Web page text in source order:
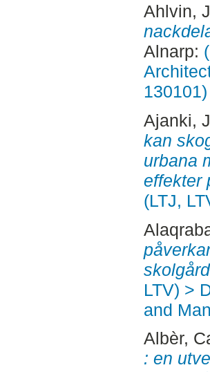
Ahlvin,
Alnarp:
130101)
Ajanki,
kan
urbana
effekter
(LTJ,
LTV) >
and
Albèr,
: en